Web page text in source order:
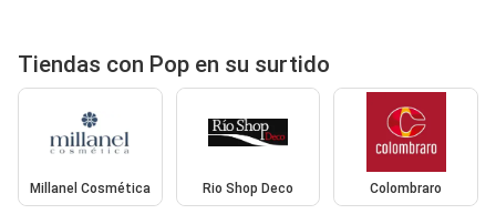
Tiendas con Pop en su surtido
Millanel Cosmética Rio Shop Deco Colombraro